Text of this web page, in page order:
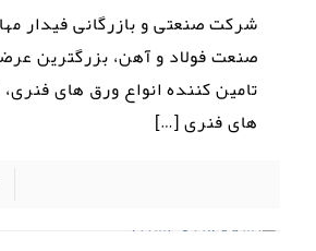
شرکت صنعتی و بازرگانی فیدار
صنعت فولاد و آهن، بزرگترین
تامین کننده انواع ورق های
های فنری[…]